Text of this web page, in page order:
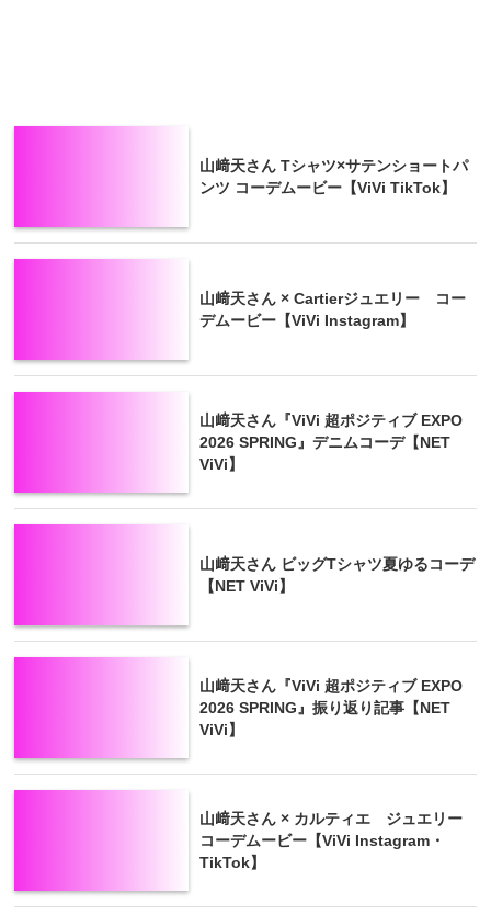
山﨑天さん Tシャツ×サテンショートパ
ンツ コーデムービー【ViVi TikTok】
山﨑天さん × Cartierジュエリー コー
デムービー【ViVi Instagram】
山﨑天さん『ViVi 超ポジティブ EXPO
2026 SPRING』デニムコーデ【NET
ViVi】
山﨑天さん ビッグTシャツ夏ゆるコーデ
【NET ViVi】
山﨑天さん『ViVi 超ポジティブ EXPO
2026 SPRING』振り返り記事【NET
ViVi】
山﨑天さん × カルティエ ジュエリー
コーデムービー【ViVi Instagram・
TikTok】